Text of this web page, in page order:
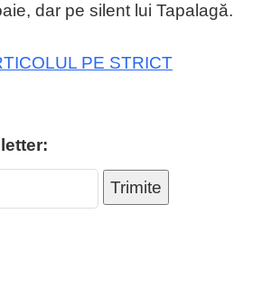
dar pe silent lui Tapalagă.
PE STRICT
Trimite